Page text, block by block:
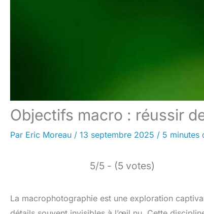
Objectifs macro : réussir
Par Eric Moreau / 13 septembre 2025 / 5 minutes
5/5 - (5 votes)
La macrophotographie est une exploration